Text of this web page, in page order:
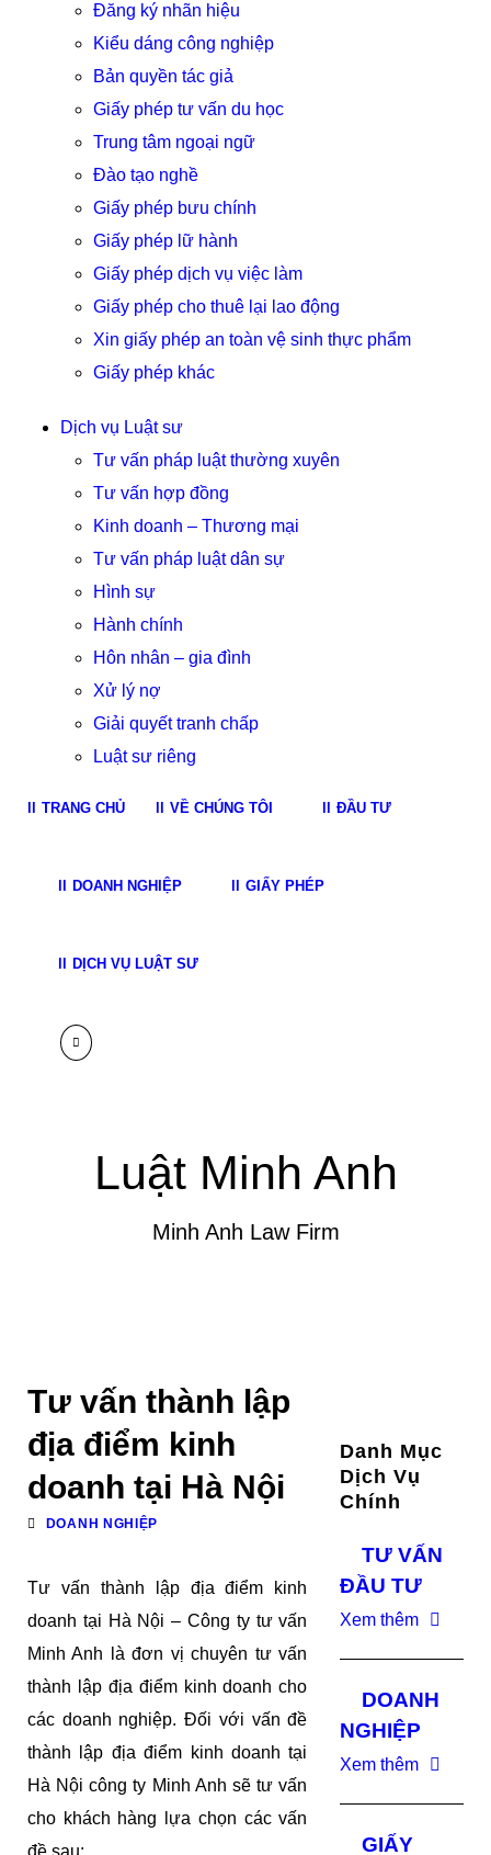
Đăng ký nhãn hiệu
Kiểu dáng công nghiệp
Bản quyền tác giả
Giấy phép tư vấn du học
Trung tâm ngoại ngữ
Đào tạo nghề
Giấy phép bưu chính
Giấy phép lữ hành
Giấy phép dịch vụ việc làm
Giấy phép cho thuê lại lao động
Xin giấy phép an toàn vệ sinh thực phẩm
Giấy phép khác
Dịch vụ Luật sư
Tư vấn pháp luật thường xuyên
Tư vấn hợp đồng
Kinh doanh – Thương mại
Tư vấn pháp luật dân sự
Hình sự
Hành chính
Hôn nhân – gia đình
Xử lý nợ
Giải quyết tranh chấp
Luật sư riêng
TRANG CHỦ VỀ CHÚNG TÔI ĐẦU TƯ
DOANH NGHIỆP GIẤY PHÉP
DỊCH VỤ LUẬT SƯ
Luật Minh Anh
Minh Anh Law Firm
Tư vấn thành lập
địa điểm kinh
doanh tại Hà Nội
DOANH NGHIỆP
Tư vấn thành lập địa điểm kinh
doanh tại Hà Nội – Công ty tư vấn
Minh Anh là đơn vị chuyên tư vấn
thành lập địa điểm kinh doanh cho
các doanh nghiệp. Đối với vấn đề
thành lập địa điểm kinh doanh tại
Hà Nội công ty Minh Anh sẽ tư vấn
cho khách hàng lựa chọn các vấn
đề sau:
Danh Mục
Dịch Vụ
Chính
TƯ VẤN
ĐẦU TƯ
Xem thêm
DOANH
NGHIỆP
Xem thêm
GIẤY